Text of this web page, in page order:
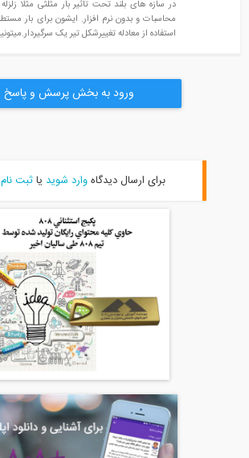
در سازه های بلند تحت تاثیر بار مثلثی مثلا
محاسبات و بدون نرم افزار. ایشون برای بار
استفاده از معادله تغییرشکل تیر یک
ورود به بخش پرسش و پاسخ
برای ارسال دیدگاهوارد شویدیاثبت نام